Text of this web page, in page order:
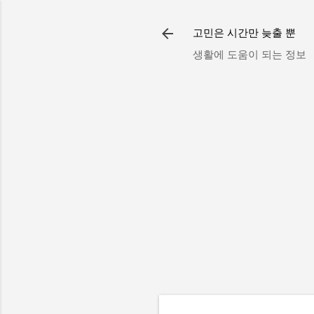
고민은 시간만 늦출 뿐
생활에 도움이 되는 정보